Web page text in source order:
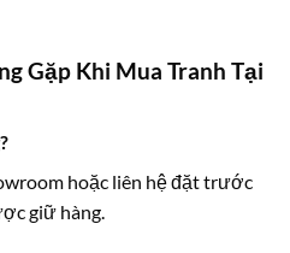
Gặp Khi Mua Tranh Tại
hoặc liên hệ đặt trước
giữ hàng.